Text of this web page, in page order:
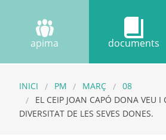
apima documents
INICI PM MARÇ
08
EL CEIP JOAN CAPÓ DONA VEU I
DIVERSITAT DE LES SEVES DONES.